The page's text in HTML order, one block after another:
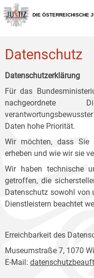
Zur
Hauptnavigation
[1]
Zum
Inhalt
[2]
Zum
Untermenü
[3]
DIE ÖSTERREICHISCHE
Datenschutz
Datenschutzerklärung
Für das
Daten hohe Priorität.
Wir möchten, dass Sie
erheben und wie wir sie
Wir haben technische
getroffen, die
Datenschutz sowohl von
Dienstleistern beachtet
Erreichbarkeit des
Museumstraße 7, 1070
E-Mail: